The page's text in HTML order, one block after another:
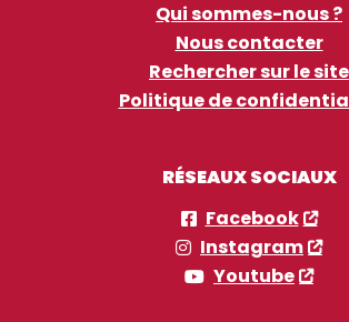
Qui sommes-nous ?
Nous contacter
Rechercher sur le site
Politique de
RÉSEAUX SOCIAUX
Facebook
Instagram
Youtube